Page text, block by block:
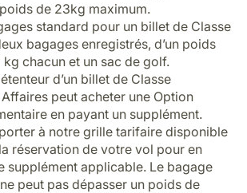
de 23kg maximum.
standard pour un billet de Classe
bagages enregistrés, d’un poids
chacun et un sac de golf.
d’un billet de Classe
peut acheter une Option
en payant un supplément.
à notre grille tarifaire disponible
réservation de votre vol pour en
supplément applicable. Le bagage
peut pas dépasser un poids de